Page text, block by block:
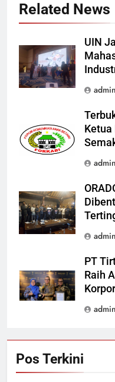
Related News
UIN
admin
admin
admin
PT
Raih
admin
Pos Terkini